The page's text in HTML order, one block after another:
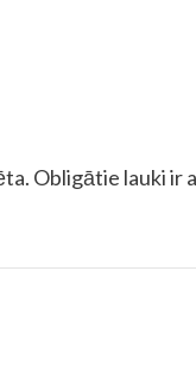
Obligātie lauki ir